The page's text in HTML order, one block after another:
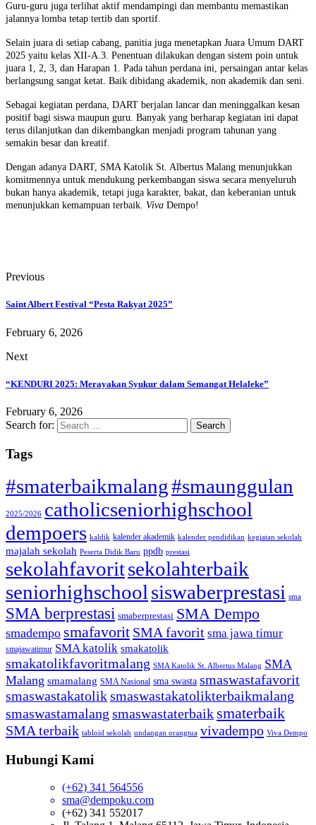
Guru-guru juga terlihat aktif mendampingi dan membantu memastikan
jalannya lomba tetap tertib dan sportif.
Selain juara di setiap cabang, panitia juga menetapkan Juara Umum DART
2025 yaitu kelas XII-A.3. Penentuan dilakukan dengan sistem poin untuk
juara 1, 2, 3, dan Harapan 1. Pada tahun perdana ini, persaingan antar kelas
berlangsung sangat ketat. Baik dibidang akademik, non akademik dan seni.
Sebagai kegiatan perdana, DART berjalan lancar dan meninggalkan kesan
positif bagi siswa maupun guru. Banyak yang berharap kegiatan ini dapat
terus dilanjutkan dan dikembangkan menjadi program tahunan yang
semakin besar dan kreatif.
Dengan adanya DART, SMA Katolik St. Albertus Malang menunjukkan
komitmennya untuk mendukung perkembangan siswa secara menyeluruh
bukan hanya akademik, tetapi juga karakter, bakat, dan keberanian untuk
menunjukkan kemampuan terbaik. Viva Dempo!
Previous
Saint Albert Festival “Pesta Rakyat 2025”
February 6, 2026
Next
“KENDURI 2025: Merayakan Syukur dalam Semangat Helaleke”
February 6, 2026
Search for:
Tags
#smaterbaikmalang#smaunggulan
2025/2026 catholicseniorhighschool
dempoers kaldik kalender akademik kalender pendidikan kegiatan sekolah
majalah sekolah Peserta Didik Baru ppdb prestasi
sekolahfavoritsekolahterbaik
seniorhighschool siswaberprestasi sma
SMA berprestasi smaberprestasi SMA Dempo
smadempo smafavorit SMA favorit sma jawa timur
smajawatimur SMA katolik smakatolik
smakatolikfavoritmalang SMA Katolik St. Albertus Malang SMA
Malang smamalang SMA Nasional sma swasta smaswastafavorit
smaswastakatoliksmaswastakatolikterbaikmalang
smaswastamalang smaswastaterbaik smaterbaik
SMA terbaik tabloid sekolah undangan orangtua vivadempo Viva Dempo
Hubungi Kami
(+62) 341 564556
sma@dempoku.com
(+62) 341 552017